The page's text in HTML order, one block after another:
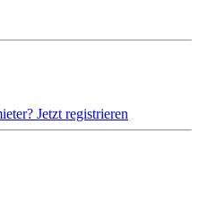
Jetzt registrieren